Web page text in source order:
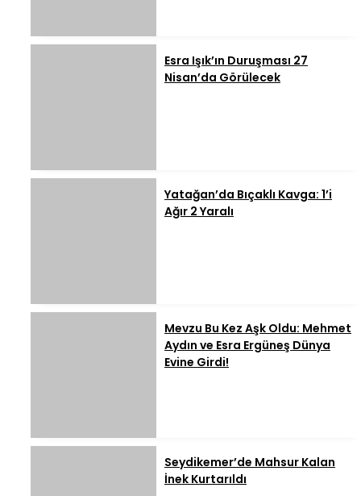
Esra Işık’ın Duruşması 27
Nisan’da Görülecek
Yatağan’da Bıçaklı Kavga: 1’i
Ağır 2 Yaralı
Mevzu Bu Kez Aşk Oldu: Mehmet
Aydın ve Esra Ergüneş Dünya
Evine Girdi!
Seydikemer’de Mahsur Kalan
İnek Kurtarıldı